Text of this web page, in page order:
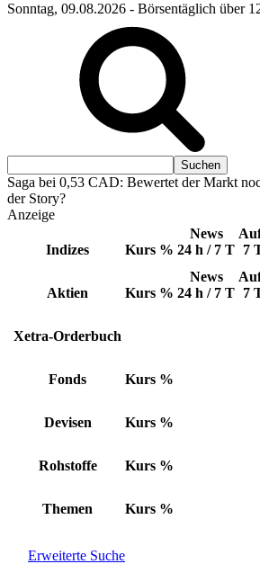
Sonntag, 09.08.2026 - Börsentäglich über
Saga bei 0,53 CAD: Bewertet der Markt
der Story?
Anzeige
Indizes Kurs %
News
24 h / 7 T 7
Aktien Kurs %
News
24 h / 7 T 7
Xetra-Orderbuch
Fonds Kurs %
Devisen Kurs %
Rohstoffe Kurs %
Themen Kurs %
Erweiterte Suche